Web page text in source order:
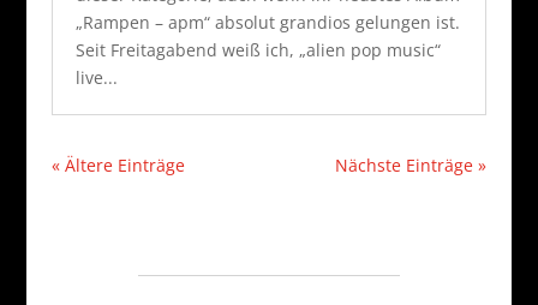
„Rampen – apm“ absolut grandios gelungen ist.
Seit Freitagabend weiß ich, „alien pop music“
live...
« Ältere Einträge Nächste Einträge »